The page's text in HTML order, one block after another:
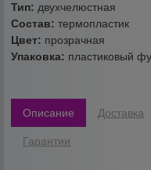
Тип: двухчелюстная
Состав:термопластик
Цвет: прозрачная
Упаковка: пластиковый
Описание Доставка
Гарантии